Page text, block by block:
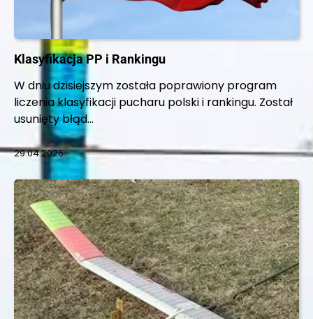
Klasyfikacja PP i Rankingu
W dniu dzisiejszym została poprawiony program
liczenia klasyfikacji pucharu polski i rankingu. Został
usunięty błąd…
29.04.2026